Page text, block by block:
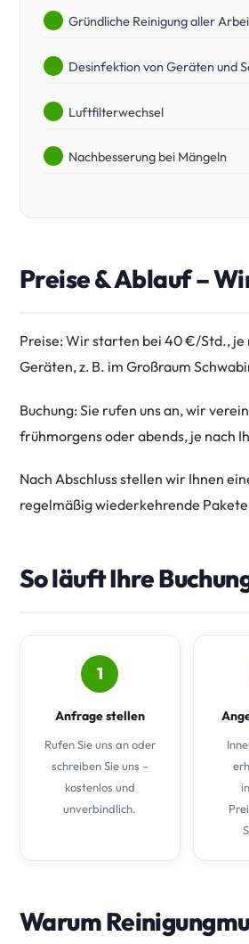
Gründliche Reinigung aller
Desinfektion von Geräten und
Luftfilterwechsel
Nachbesserung bei Mängeln
Preise & Ablauf –
Preise: Wir starten bei 40 €/Std.,
Geräten, z. B. im Großraum
Buchung: Sie rufen uns an, wir
frühmorgens oder abends, je nach
Nach Abschluss stellen wir Ihnen
regelmäßig wiederkehrende
So läuft Ihre
1
Anfrage stellen
Rufen Sie uns an oder
schreiben Sie uns –
kostenlos und
unverbindlich.
Warum